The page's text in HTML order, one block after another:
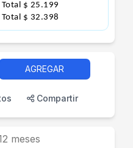
Total $ 25.199
Total $ 32.398
AGREGAR
Compartir
meses